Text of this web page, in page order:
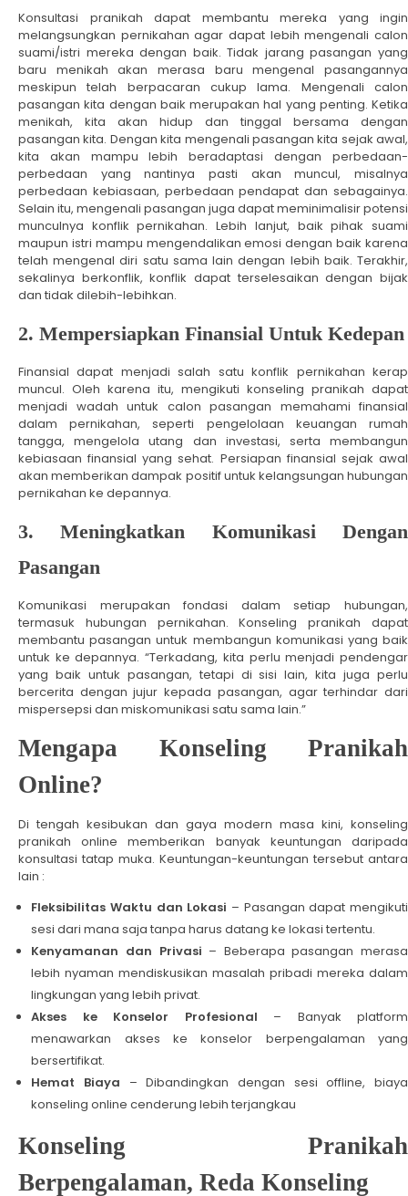
Konsultasi pranikah dapat membantu mereka yang ingin
melangsungkan pernikahan agar dapat lebih mengenali calon
suami/istri mereka dengan baik. Tidak jarang pasangan yang
baru menikah akan merasa baru mengenal pasangannya
meskipun telah berpacaran cukup lama. Mengenali calon
pasangan kita dengan baik merupakan hal yang penting. Ketika
menikah, kita akan hidup dan tinggal bersama dengan
pasangan kita. Dengan kita mengenali pasangan kita sejak awal,
kita akan mampu lebih beradaptasi dengan perbedaan-
perbedaan yang nantinya pasti akan muncul, misalnya
perbedaan kebiasaan, perbedaan pendapat dan sebagainya.
Selain itu, mengenali pasangan juga dapat meminimalisir potensi
munculnya konflik pernikahan. Lebih lanjut, baik pihak suami
maupun istri mampu mengendalikan emosi dengan baik karena
telah mengenal diri satu sama lain dengan lebih baik. Terakhir,
sekalinya berkonflik, konflik dapat terselesaikan dengan bijak
dan tidak dilebih-lebihkan.
2. Mempersiapkan Finansial Untuk Kedepan
Finansial dapat menjadi salah satu konflik pernikahan kerap
muncul. Oleh karena itu, mengikuti konseling pranikah dapat
menjadi wadah untuk calon pasangan memahami finansial
dalam pernikahan, seperti pengelolaan keuangan rumah
tangga, mengelola utang dan investasi, serta membangun
kebiasaan finansial yang sehat. Persiapan finansial sejak awal
akan memberikan dampak positif untuk kelangsungan hubungan
pernikahan ke depannya.
3. Meningkatkan Komunikasi Dengan
Pasangan
Komunikasi merupakan fondasi dalam setiap hubungan,
termasuk hubungan pernikahan. Konseling pranikah dapat
membantu pasangan untuk membangun komunikasi yang baik
untuk ke depannya. “Terkadang, kita perlu menjadi pendengar
yang baik untuk pasangan, tetapi di sisi lain, kita juga perlu
bercerita dengan jujur kepada pasangan, agar terhindar dari
mispersepsi dan miskomunikasi satu sama lain.”
Mengapa Konseling Pranikah
Online?
Di tengah kesibukan dan gaya modern masa kini, konseling
pranikah online memberikan banyak keuntungan daripada
konsultasi tatap muka. Keuntungan-keuntungan tersebut antara
lain :
Fleksibilitas Waktu dan Lokasi – Pasangan dapat mengikuti
sesi dari mana saja tanpa harus datang ke lokasi tertentu.
Kenyamanan dan Privasi – Beberapa pasangan merasa
lebih nyaman mendiskusikan masalah pribadi mereka dalam
lingkungan yang lebih privat.
Akses ke Konselor Profesional – Banyak platform
menawarkan akses ke konselor berpengalaman yang
bersertifikat.
Hemat Biaya – Dibandingkan dengan sesi offline, biaya
konseling online cenderung lebih terjangkau
Konseling Pranikah
Berpengalaman, Reda Konseling